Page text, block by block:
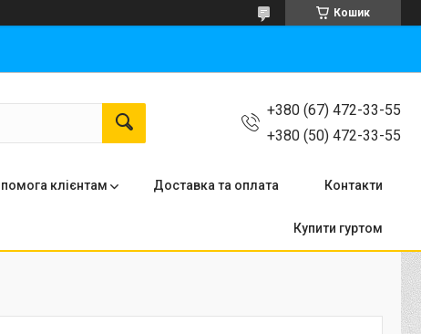
Кошик
+380 (67) 472-33-55
+380 (50) 472-33-55
клієнтам Доставка та оплата Контакти
Купити гуртом